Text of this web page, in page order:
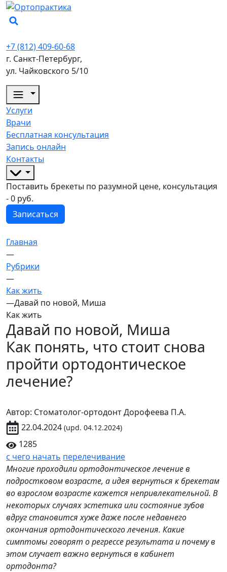
+7 (812) 409-60-68
г. Санкт-Петербург,
ул. Чайковского 5/10
Услуги
Врачи
Бесплатная консультация
Запись онлайн
Контакты
Поставить брекеты по разумной цене, консультация
- 0 руб.
Записаться
Главная
—
Рубрики
—
Как жить
—Давай по новой, Миша
Как жить
Давай по новой, Миша
Как понять, что стоит снова
пройти ортодонтическое
лечение?
Автор: Стоматолог-ортодонт Дорофеева П.А.
22.04.2024 (upd. 04.12.2024)
1285
с чего начать перелечивание
Многие проходили ортодонтическое лечение в
подростковом возрасте, а идея вернуться к брекетам
во взрослом возрасте кажется непривлекательной. В
некоторых случаях эстетика или состояние зубов
вдруг становится хуже даже после недавнего
окончания ортодонтического лечения. Какие
симптомы говорят о регрессе результата и почему в
этом случает важно вернуться в кабинет
ортодонта?